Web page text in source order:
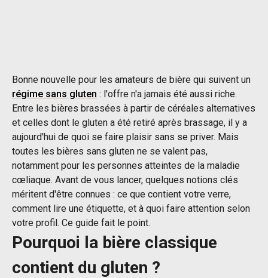
Bonne nouvelle pour les amateurs de bière qui suivent un
régime sans gluten : l'offre n'a jamais été aussi riche.
Entre les bières brassées à partir de céréales alternatives
et celles dont le gluten a été retiré après brassage, il y a
aujourd'hui de quoi se faire plaisir sans se priver. Mais
toutes les bières sans gluten ne se valent pas,
notamment pour les personnes atteintes de la maladie
cœliaque. Avant de vous lancer, quelques notions clés
méritent d'être connues : ce que contient votre verre,
comment lire une étiquette, et à quoi faire attention selon
votre profil. Ce guide fait le point.
Pourquoi la bière classique
contient du gluten ?